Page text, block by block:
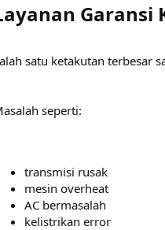
Garansi
satu ketakutan terbesar
seperti:
transmisi rusak
mesin overheat
AC bermasalah
kelistrikan error